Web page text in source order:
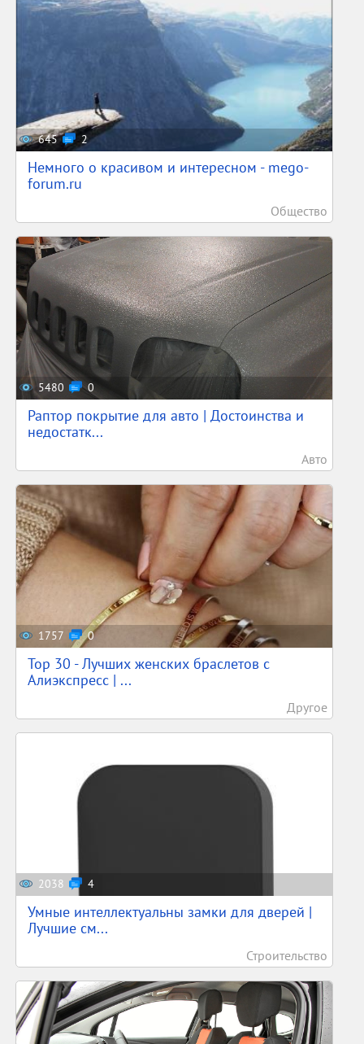
645 2
Немного о красивом и интересном - mego-
forum.ru
Общество
5480 0
Раптор покрытие для авто | Достоинства и
недостатк...
Авто
1757 0
Top 30 - Лучших женских браслетов с
Алиэкспресс | ...
Другое
2038 4
Умные интеллектуальны замки для дверей |
Лучшие см...
Строительство